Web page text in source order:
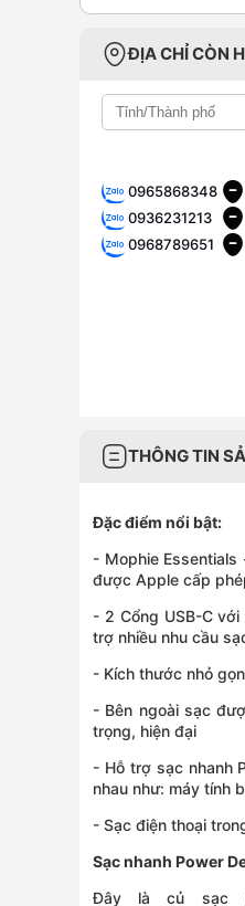
ĐỊA CHỈ CÒN
0965868348
0936231213
0968789651
THÔNG TIN
Đặc điểm nổi bật:
- Mophie
được Apple cấp
- 2 Cổng USB-C
trợ nhiều nhu cầu
- Kích thước nhỏ
- Bên ngoài sạc
trọng, hiện đại
- Hỗ trợ sạc nhanh
nhau như: máy tính
- Sạc điện thoại
Sạc nhanh Power
Đây là củ sạc